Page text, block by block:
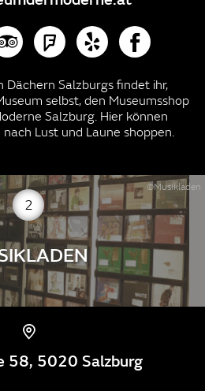
Dächern Salzburgs findet ihr,
selbst, den Museumsshop
Salzburg. Hier können
Lust und Laune shoppen.
2
58, 5020 Salzburg
©Musikladen